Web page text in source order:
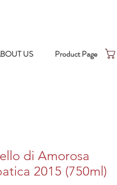
US Product Page
di Amorosa
2015 (750ml)